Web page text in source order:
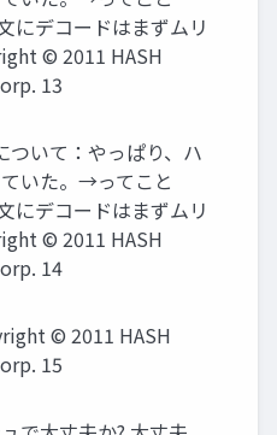
にデコードはまずムリ
© 2011 HASH
13
ついて：やっぱり、ハ
いた。→ってこと
にデコードはまずムリ
© 2011 HASH
14
© 2011 HASH
15